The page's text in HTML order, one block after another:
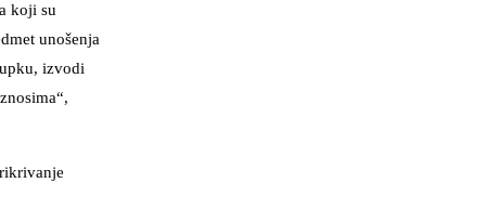
koji su
unošenja
izvodi